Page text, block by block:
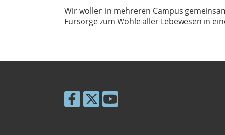
Wir wollen in mehreren Campus
Fürsorge zum Wohle aller Lebewesen in